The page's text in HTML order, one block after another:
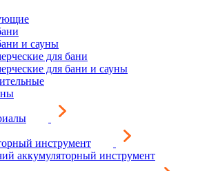
и сауны
для бани
для бани и сауны
инструмент
аккумуляторный инструмент